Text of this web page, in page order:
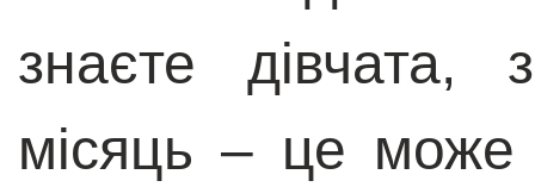
знаєте
місяць – це може